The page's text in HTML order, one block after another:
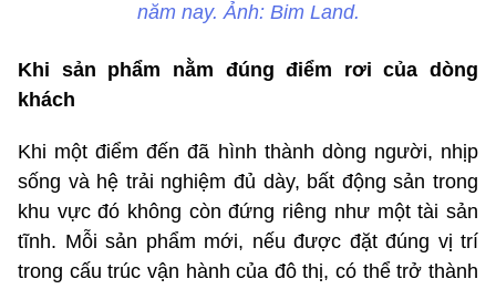
năm nay. Ảnh: Bim Land.
Khi sản phẩm nằm đúng điểm rơi của dòng
khách
Khi một điểm đến đã hình thành dòng người, nhịp
sống và hệ trải nghiệm đủ dày, bất động sản trong
khu vực đó không còn đứng riêng như một tài sản
tĩnh. Mỗi sản phẩm mới, nếu được đặt đúng vị trí
trong cấu trúc vận hành của đô thị, có thể trở thành